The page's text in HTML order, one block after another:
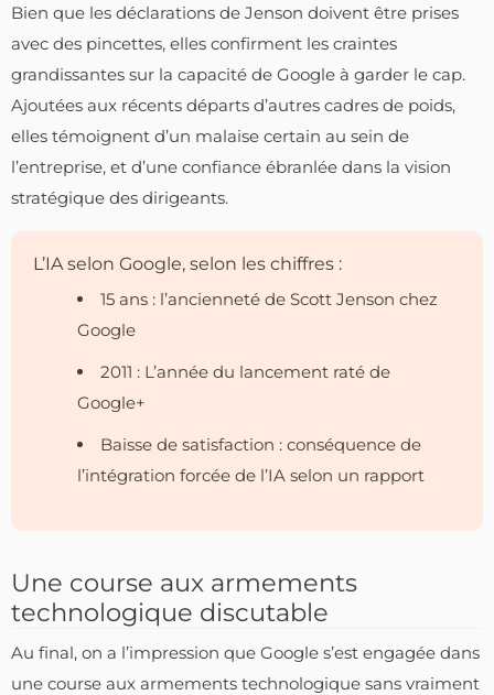
Bien que les déclarations de Jenson doivent être prises
avec des pincettes, elles confirment les craintes
grandissantes sur la capacité de Google à garder le cap.
Ajoutées aux récents départs d’autres cadres de poids,
elles témoignent d’un malaise certain au sein de
l’entreprise, et d’une confiance ébranlée dans la vision
stratégique des dirigeants.
L’IA selon Google, selon les chiffres :
15 ans : l’ancienneté de Scott Jenson chez
Google
2011 : L’année du lancement raté de
Google+
Baisse de satisfaction : conséquence de
l’intégration forcée de l’IA selon un rapport
Une course aux armements
technologique discutable
Au final, on a l’impression que Google s’est engagée dans
une course aux armements technologique sans vraiment